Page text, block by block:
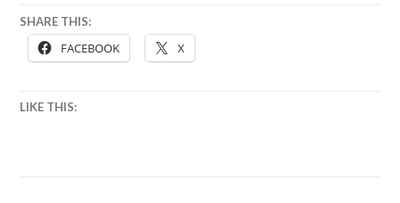
SHARE THIS:
FACEBOOK X
LIKE THIS: